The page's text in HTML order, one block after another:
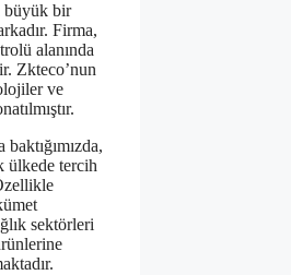
büyük bir
Firma,
alanında
Zkteco’nun
ve
baktığımızda,
ülkede tercih
sektörleri